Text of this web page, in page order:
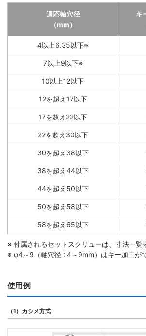
適応軸穴径
（mm）
キ
4以上6.35以下※
7以上9以下※
10以上12以下
12を超え17以下
17を超え22以下
22を超え30以下
30を超え38以下
38を超え44以下
44を超え50以下
50を超え58以下
58を超え65以下
※ 付属されるセットスクリューは、寸法一
※ φ4～9（軸穴径 : 4～9mm）はキー加工が
使用例
（1）カシメ方式